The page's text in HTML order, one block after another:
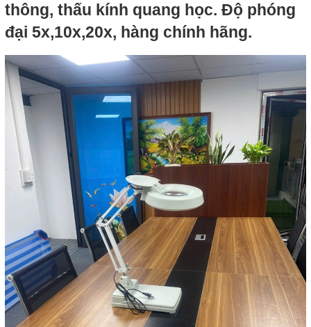
thông, thấu kính quang học. Độ phóng
đại 5x,10x,20x, hàng chính hãng.